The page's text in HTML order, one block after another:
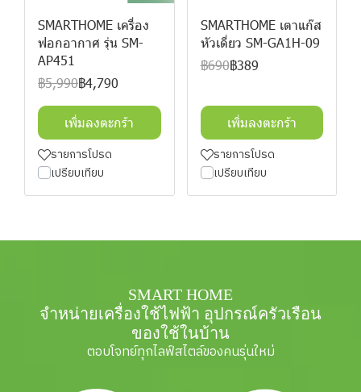
SMARTHOME เครื่อง
ฟอกอากาศ รุ่น SM-
AP451
฿5,990฿4,790
เพิ่มลงตะกร้า
รายการโปรด
เปรียบเทียบ
SMARTHOME เตาแก๊ส
หัวเดี่ยว SM-GA1H-09
฿690฿389
เพิ่มลงตะกร้า
รายการโปรด
เปรียบเทียบ
SMART HOME
จำหน่ายเครื่องใช้ไฟฟ้า อุปกรณ์ครัวเรือน
ของใช้ในบ้าน
ตอบโจทย์ทุกไลฟ์สไตล์ของคนรุ่นใหม่